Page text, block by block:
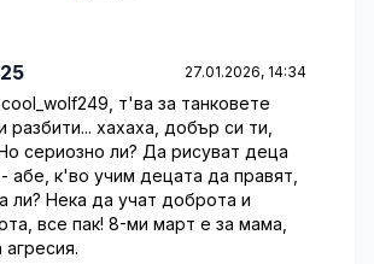
27.01.2026, 14:34
т'ва за танковете
разбити... хахаха, добър си ти,
сериозно ли? Да рисуват деца
- абе, к'во учим децата да правят,
ли? Нека да учат доброта и
все пак! 8-ми март е за мама,
агресия.